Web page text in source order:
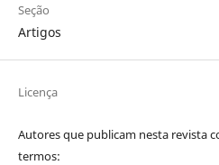
Seção
Artigos
Licença
Autores que publicam nesta revista
termos: